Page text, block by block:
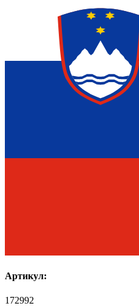
Артикул:
172992